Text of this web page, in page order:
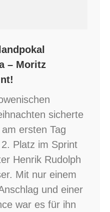
– Moritz
sicherte
ersten Tag
Platz im Sprint
Henrik Rudolph
Mit nur einem
und einer
war es für ihn